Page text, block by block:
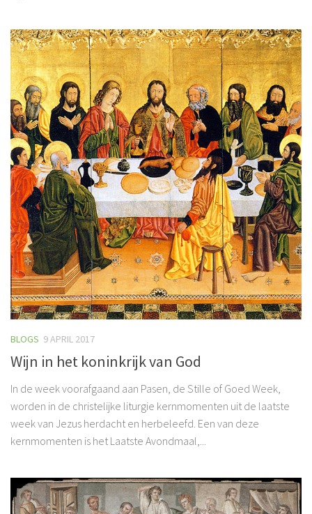
BLOGS 9 APRIL 2017
Wijn in het koninkrijk van God
In de week voorafgaand aan Pasen, de Stille of Goed Week,
worden in de christelijke liturgie kernmomenten uit de laatste
week van Jezus herdacht en herbeleefd. Een van deze
kernmomenten is het Laatste Avondmaal,...